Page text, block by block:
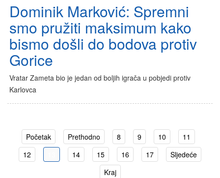
Dominik Marković: Spremni
smo pružiti maksimum kako
bismo došli do bodova protiv
Gorice
Vratar Zameta bio je jedan od boljih igrača u pobjedi protiv
Karlovca
Početak Prethodno 8 9 10
11
12
14 15 16 17
Sljedeće
Kraj